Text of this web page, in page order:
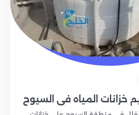
خزانات المياه في السيوح